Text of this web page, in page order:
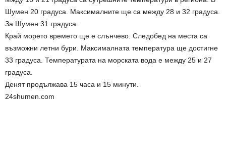
Шумен 20 градуса. Максималните ще са между 28 и 32 градуса.
За Шумен 31 градуса.
Край морето времето ще е слънчево. Следобед на места са
възможни летни бури. Максималната температура ще достигне
33 градуса. Температурата на морската вода е между 25 и 27
градуса.
Денят продължава 15 часа и 15 минути.
24shumen.com